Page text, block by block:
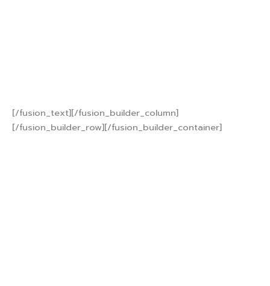
[/fusion_text][/fusion_builder_column]
[/fusion_builder_row][/fusion_builder_container]